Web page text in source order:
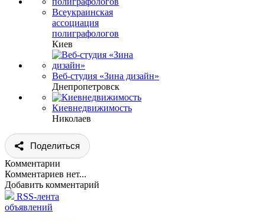
Всеукраинская
ассоциация
полиграфологов
Киев
Веб-студия «Зина дизайн»
Днепропетровск
Киевнедвижимость
Николаев
Поделиться
Комментарии
Комментариев нет...
Добавить комментарий
RSS-лента
объявлений